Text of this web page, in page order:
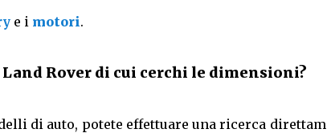
e i motori.
Rover di cui cerchi le dimensioni?
di auto, potete effettuare una ricerca